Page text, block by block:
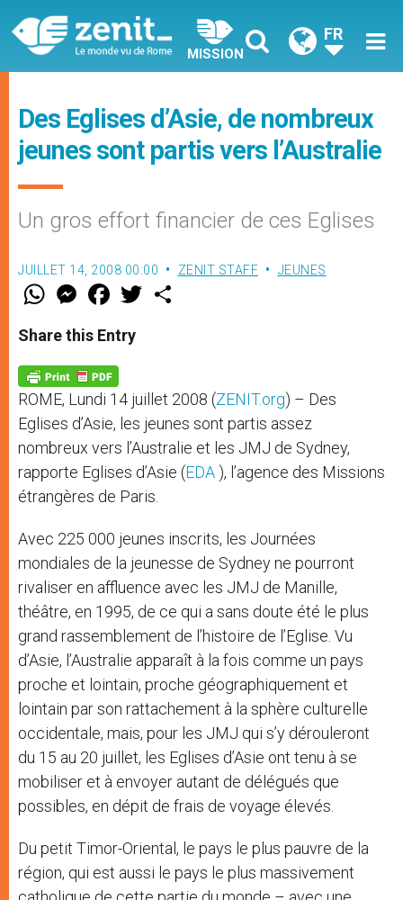
MISSION
FR
Des Eglises d’Asie, de nombreux
jeunes sont partis vers l’Australie
Un gros effort financier de ces Eglises
JUILLET 14, 2008 00:00 ZENIT STAFF JEUNES
W
t
s
p
p
M
e
s
e
g
e
r
F
a
e
b
o
k
w
Share this Entry
ROME, Lundi 14 juillet 2008 (ZENIT.org) – Des
Eglises d’Asie, les jeunes sont partis assez
nombreux vers l’Australie et les JMJ de Sydney,
rapporte Eglises d’Asie (EDA ), l’agence des Missions
étrangères de Paris.
Avec 225 000 jeunes inscrits, les Journées
mondiales de la jeunesse de Sydney ne pourront
rivaliser en affluence avec les JMJ de Manille,
théâtre, en 1995, de ce qui a sans doute été le plus
grand rassemblement de l’histoire de l’Eglise. Vu
d’Asie, l’Australie apparaît à la fois comme un pays
proche et lointain, proche géographiquement et
lointain par son rattachement à la sphère culturelle
occidentale, mais, pour les JMJ qui s’y dérouleront
du 15 au 20 juillet, les Eglises d’Asie ont tenu à se
mobiliser et à envoyer autant de délégués que
possibles, en dépit de frais de voyage élevés.
Du petit Timor-Oriental, le pays le plus pauvre de la
région, qui est aussi le pays le plus massivement